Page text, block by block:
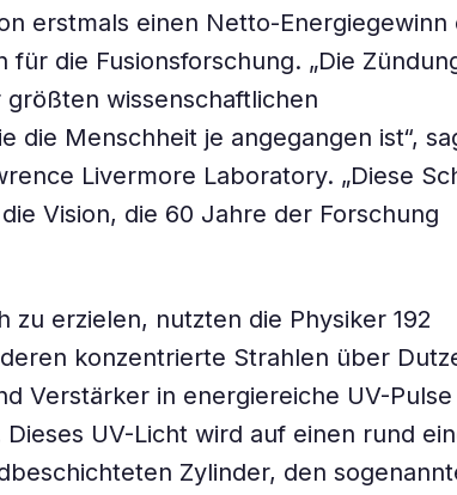
erstmals einen Netto-Energiegewinn
für die Fusionsforschung. „Die
wissenschaftlichen
die Menschheit je angegangen ist“,
Livermore Laboratory. „Diese
Vision, die 60 Jahre der Forschung
zu erzielen, nutzten die Physiker 192
konzentrierte Strahlen über
Verstärker in energiereiche UV-Pulse
UV-Licht wird auf einen rund
Zylinder, den